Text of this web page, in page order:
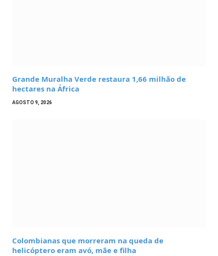
Grande Muralha Verde restaura 1,66 milhão de
hectares na África
AGOSTO 9, 2026
Colombianas que morreram na queda de
helicóptero eram avó, mãe e filha